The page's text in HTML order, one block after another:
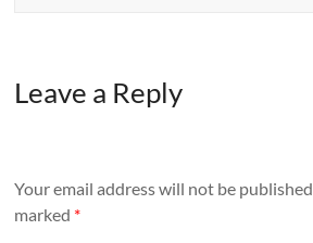
Leave a Reply
Your email address will not be published.
marked *